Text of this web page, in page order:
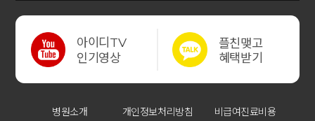
아이디TV
인기영상
플친맺고
혜택받기
병원소개 개인정보처리방침 비급여진료비용